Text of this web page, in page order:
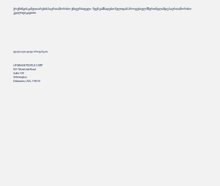
ქოუჩინგის განვითარების საერთაშორისო უნივერსიტეტი - ჩვენ ვამზადებთ ნულიდან პროფესიულ მწვრთნელამდე საერთაშორისო
კვალიფიკაციით.
ფილიალი დიდი ბრიტანეთი
UPGRADE PEOPLE CORP
501 Silverside Road
Suite 105
Wilmington
Delaware, USA, 19809